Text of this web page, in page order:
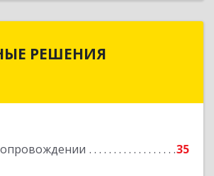
РЕШЕНИЯ
35
обл, Вичугский р-н, Вичуга